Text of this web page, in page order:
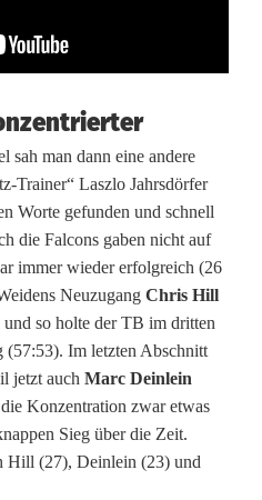
sah man dann eine andere
Trainer“ Laszlo Jahrsdörfer
Worte gefunden und schnell
die Falcons gaben nicht auf
immer wieder erfolgreich (26
Neuzugang Chris Hill
so holte der TB im dritten
(57:53). Im letzten Abschnitt
jetzt auch Marc Deinlein
Konzentration zwar etwas
Sieg über die Zeit.
Hill (27), Deinlein (23) und